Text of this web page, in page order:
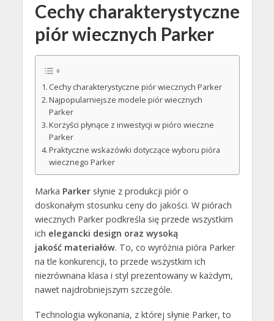
Cechy charakterystyczne
piór wiecznych Parker
Cechy charakterystyczne piór wiecznych Parker
Najpopularniejsze modele piór wiecznych
Parker
Korzyści płynące z inwestycji w pióro wieczne
Parker
Praktyczne wskazówki dotyczące wyboru pióra
wiecznego Parker
Marka Parker słynie z produkcji piór o
doskonałym stosunku ceny do jakości. W piórach
wiecznych Parker podkreśla się przede wszystkim
ich elegancki design oraz wysoką
jakość materiałów. To, co wyróżnia pióra Parker
na tle konkurencji, to przede wszystkim ich
niezrównana klasa i styl prezentowany w każdym,
nawet najdrobniejszym szczególe.
Technologia wykonania, z której słynie Parker, to